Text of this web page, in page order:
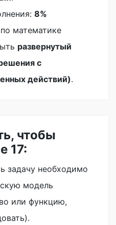
8%
математике
развернутый
с
действий).
чтобы
17:
задачу необходимо
модель
или функцию,